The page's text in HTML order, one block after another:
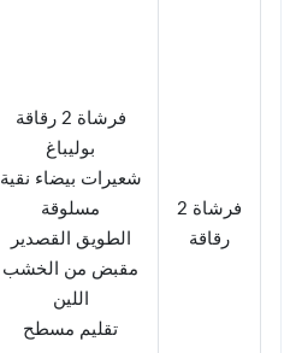
فرشاة 2
رقاقة
فرشاة 2 رقاقة
بوليباغ
شعيرات بيضاء نقية
مسلوقة
الطويق القصدير
مقبض من الخشب
اللين
تقليم مسطح